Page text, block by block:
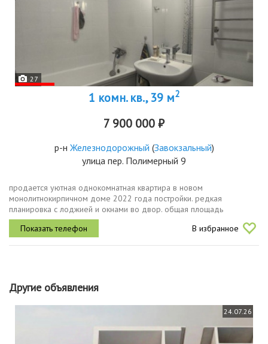
27
1 комн. кв., 39 м2
7 900 000 ₽
р-н Железнодорожный (Завокзальный)
улица пер. Полимерный 9
продается уютная однокомнатная квартира в новом
монолитнокирпичном доме 2022 года постройки. редкая
планировка с лоджией и окнами во двор. общая площадь
квартиры составляет 37 квадратных метров, из которых 23
квадратных метра занимает жилая площадь...
В избранное
Другие объявления
24.07.26